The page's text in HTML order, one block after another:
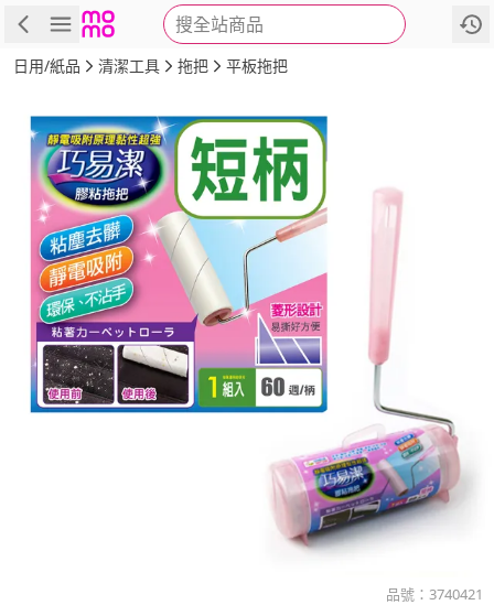
搜全站商品
商品 評價 詳情
日用/紙品 清潔工具 拖把 平板拖把
品號： 3740421